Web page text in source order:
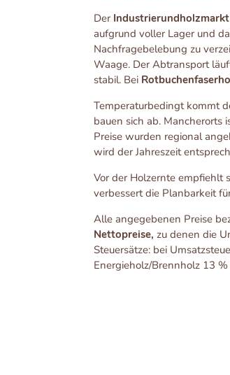
Der Industrierundholzmarkt
aufgrund voller Lager und
Nachfragebelebung zu
Waage. Der Abtransport
stabil. Bei
Temperaturbedingt kommt
bauen sich ab. Mancherorts
Preise wurden regional
wird der Jahreszeit
Vor der Holzernte empfiehlt
verbessert die Planbarkeit
Alle angegebenen Preise
Nettopreise,zu denen die
Steuersätze: bei
Energieholz/Brennholz 13